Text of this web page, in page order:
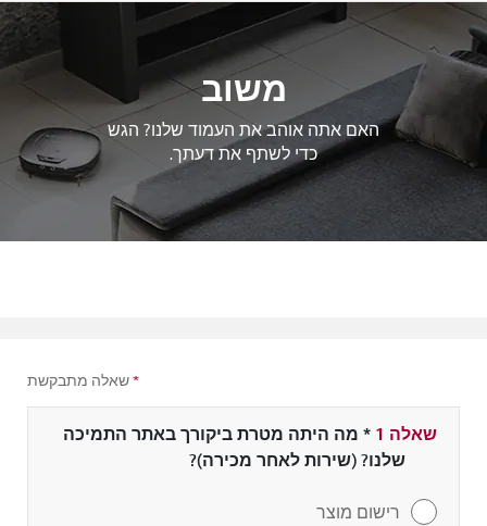
משוב
האם אתה אוהב את העמוד שלנו? הגש
כדי לשתף את דעתך.
*שאלה מתבקשת
שאלה 1 * שדה חובה
מה היתה מטרת ביקורך באתר התמיכה
שלנו? (שירות לאחר מכירה)?
רישום מוצר